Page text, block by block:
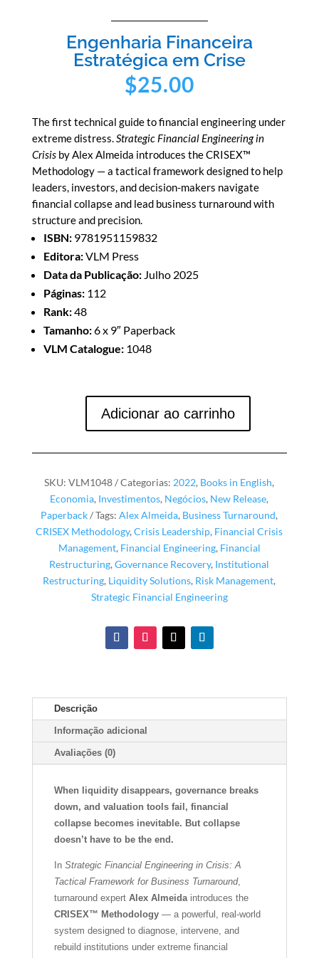
Engenharia Financeira
Estratégica em Crise
$25.00
The first technical guide to financial engineering under
extreme distress.Strategic Financial Engineering in
Crisisby Alex Almeida introduces the CRISEX™
Methodology — a tactical framework designed to help
leaders, investors, and decision-makers navigate
financial collapse and lead business turnaround with
structure and precision.
ISBN: 9781951159832
Editora:VLM Press
Data da Publicação:Julho 2025
Páginas:112
Rank:48
Tamanho:6 x 9″ Paperback
VLM Catalogue:1048
Strategic
Engineering
Crisis
quantidade
Adicionar ao carrinho
SKU:VLM1048 Categorias: 2022, Books in English,
Economia, Investimentos, Negócios, New Release,
Paperback
Tags:Alex Almeida, Business Turnaround,
CRISEX Methodology,Crisis Leadership, Financial Crisis
Management, Financial Engineering, Financial
Restructuring,Governance Recovery, Institutional
Restructuring, Liquidity Solutions, Risk Management,
Strategic Financial Engineering
Descrição
Informação adicional
Avaliações (0)
When liquidity disappears, governance breaks
down, and valuation tools fail, financial
collapse becomes inevitable. But collapse
doesn’t have to be the end.
In Strategic Financial Engineering in Crisis: A
Tactical Framework for Business Turnaround,
turnaround expert Alex Almeidaintroduces the
CRISEX™ Methodology— a powerful, real-world
system designed to diagnose, intervene, and
rebuild institutions under extreme financial